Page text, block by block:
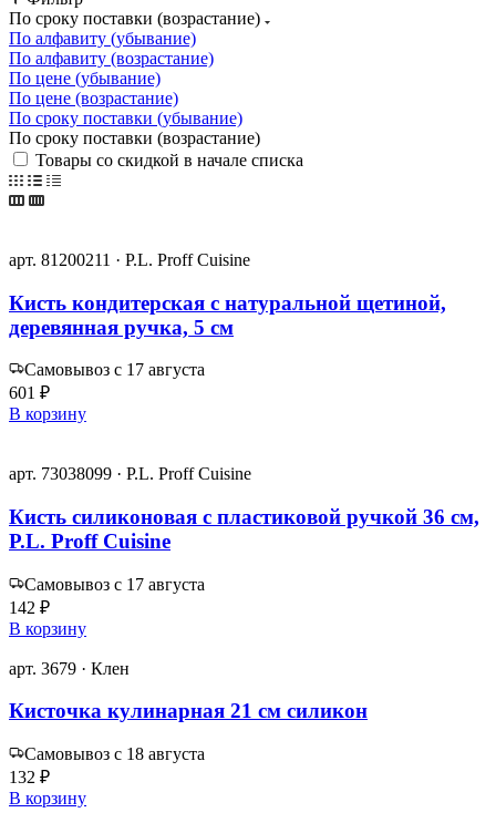
По сроку поставки (возрастание)
По алфавиту (убывание)
По алфавиту (возрастание)
По цене (убывание)
По цене (возрастание)
По сроку поставки (убывание)
По сроку поставки (возрастание)
Товары со скидкой в начале списка
арт. 81200211 · P.L. Proff Cuisine
Кисть кондитерская с натуральной щетиной,
деревянная ручка, 5 см
Самовывоз с 17 августа
601 ₽
В корзину
арт. 73038099 · P.L. Proff Cuisine
Кисть силиконовая с пластиковой ручкой 36 см,
P.L. Proff Cuisine
Самовывоз с 17 августа
142 ₽
В корзину
арт. 3679 · Клен
Кисточка кулинарная 21 см силикон
Самовывоз с 18 августа
132 ₽
В корзину